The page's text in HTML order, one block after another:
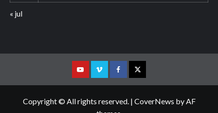
« jul
YoutubeVimeoFacebookTwitter
Copyright © All rights reserved. | CoverNews by AF